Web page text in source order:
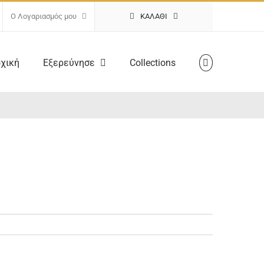
Ο Λογαριασμός μου ΚΑΛΆΘΙ
Εξερεύνησε Collections